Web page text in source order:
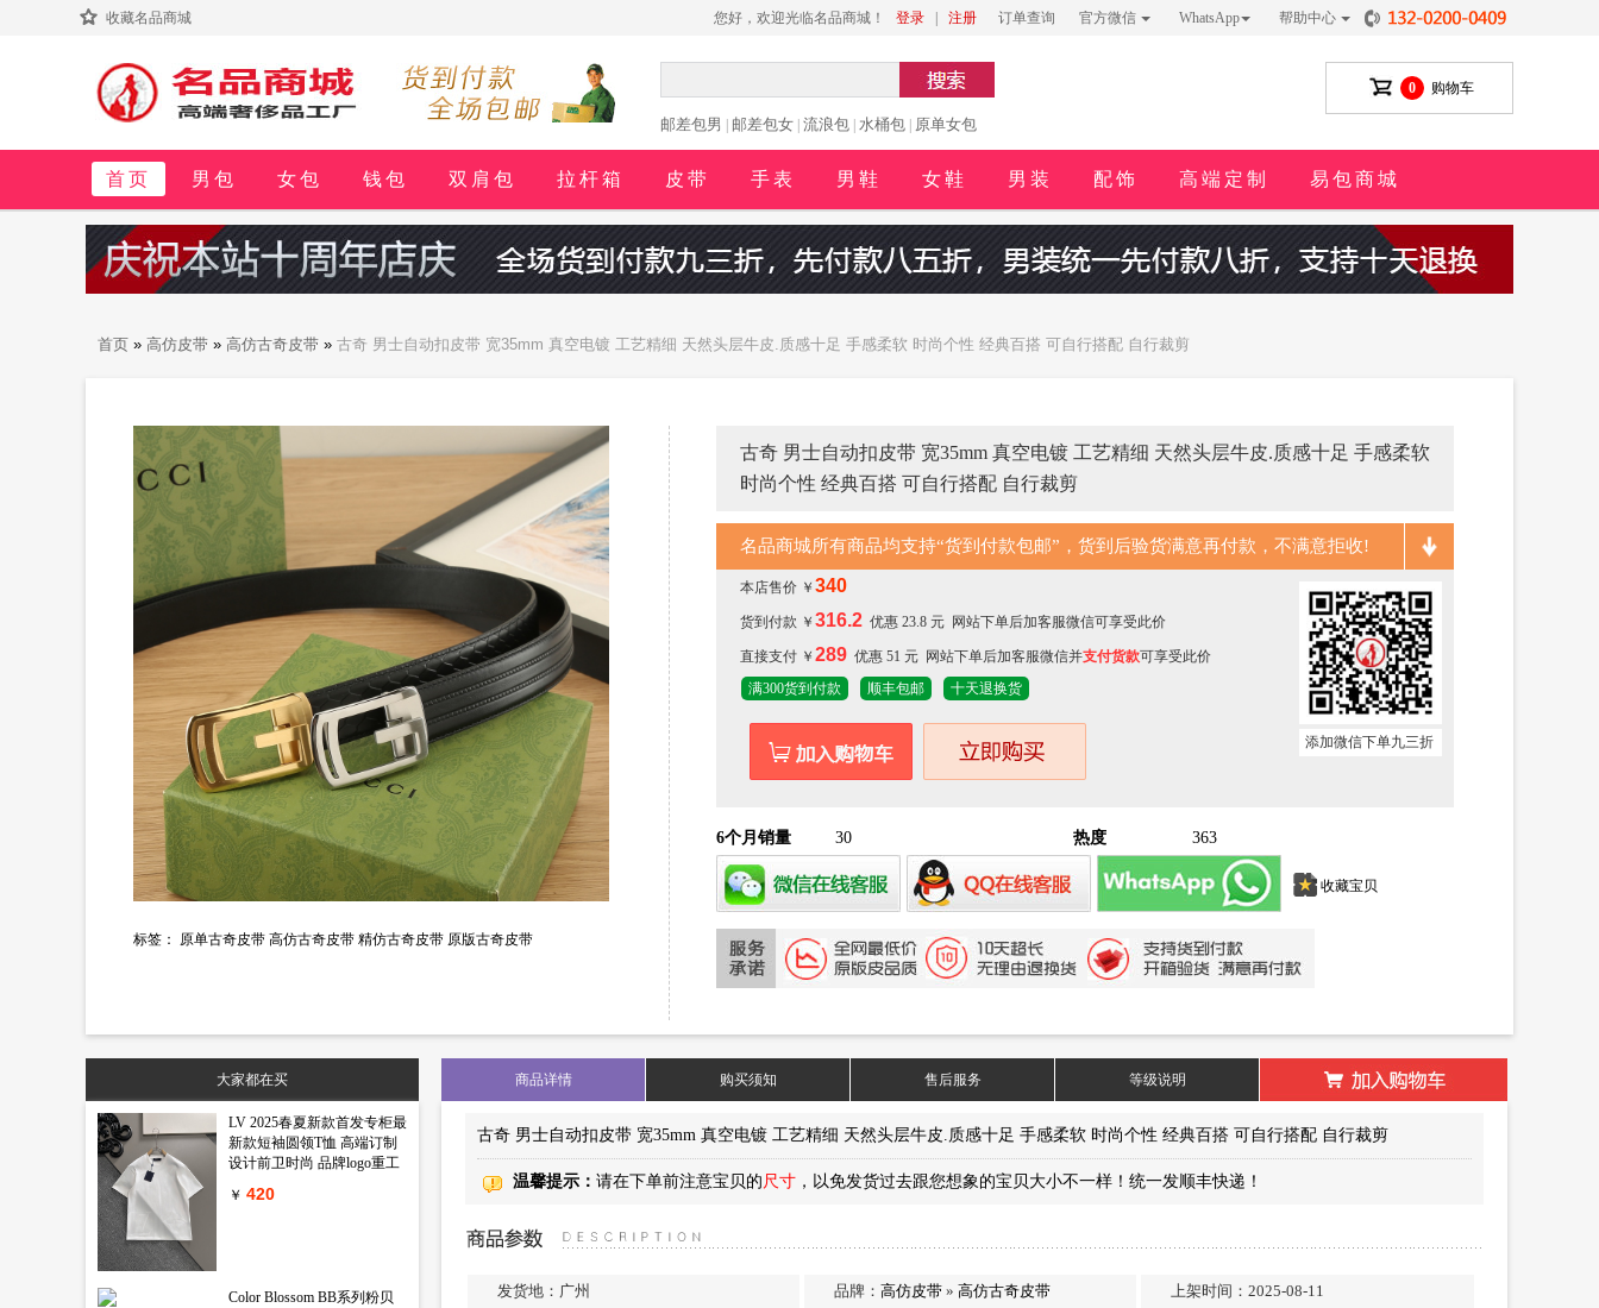
收藏名品商城 您好，欢迎光临名品商城！ 登录 注册 订单查询 官方微信 WhatsApp 帮助中心
邮差包男 邮差包女 流浪包 水桶包 原单女包
购物车
0
首页 男包 女包 钱包 双肩包 拉杆箱 皮带 手表 男鞋 女鞋 男装 配饰 高端定制 易包商城
首页 » 高仿皮带 » 高仿古奇皮带 » 古奇 男士自动扣皮带 宽35mm 真空电镀 工艺精细 天然头层牛皮.质感十足 手感柔软 时尚个性 经典百搭 可自行搭配 自行裁剪
标签： 原单古奇皮带 高仿古奇皮带 精仿古奇皮带 原版古奇皮带
古奇 男士自动扣皮带 宽35mm 真空电镀 工艺精细 天然头层牛皮.质感十足 手感柔软
时尚个性 经典百搭 可自行搭配 自行裁剪
名品商城所有商品均支持“货到付款包邮”，货到后验货满意再付款，不满意拒收!
本店售价 ￥ 340
货到付款 ￥ 316.2 优惠 23.8 元 网站下单后加客服微信可享受此价
直接支付 ￥ 289 优惠 51 元 网站下单后加客服微信并支付货款可享受此价
满300货到付款
顺丰包邮 十天退换货
添加微信下单九三折
6个月销量 30 热度 363
收藏宝贝
大家都在买
LV 2025春夏新款首发专柜最
新款短袖圆领T恤 高端订制
设计前卫时尚 品牌logo重工
面料.手感柔软.穿着舒适.专
￥ 420
Color Blossom BB系列粉贝
商品详情 购买须知 售后服务 等级说明
古奇 男士自动扣皮带 宽35mm 真空电镀 工艺精细 天然头层牛皮.质感十足 手感柔软 时尚个性 经典百搭 可自行搭配 自行裁剪
温馨提示： 请在下单前注意宝贝的 尺寸 ，以免发货过去跟您想象的宝贝大小不一样！统一发顺丰快递！
发货地：广州
品牌：高仿皮带 »高仿古奇皮带
上架时间：2025-08-11